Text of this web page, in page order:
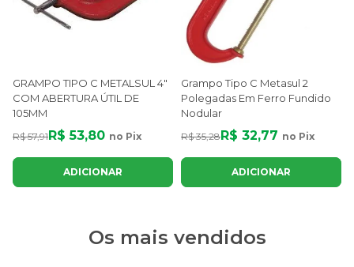
GRAMPO TIPO C METALSUL 4"
COM ABERTURA ÚTIL DE
105MM
R$ 57,91R$ 53,80 no Pix
ADICIONAR
Grampo Tipo C Metasul 2
Polegadas Em Ferro Fundido
Nodular
R$ 35,28R$ 32,77 no Pix
ADICIONAR
Os mais vendidos